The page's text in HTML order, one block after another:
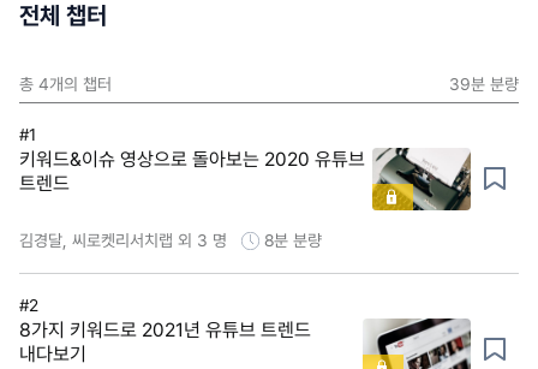
전체 챕터
총 4개의 챕터 39분 분량
#1
키워드&이슈 영상으로 돌아보는 2020 유튜브
트렌드
김경달, 씨로켓리서치랩 외 3 명 8분 분량
#2
8가지 키워드로 2021년 유튜브 트렌드
내다보기